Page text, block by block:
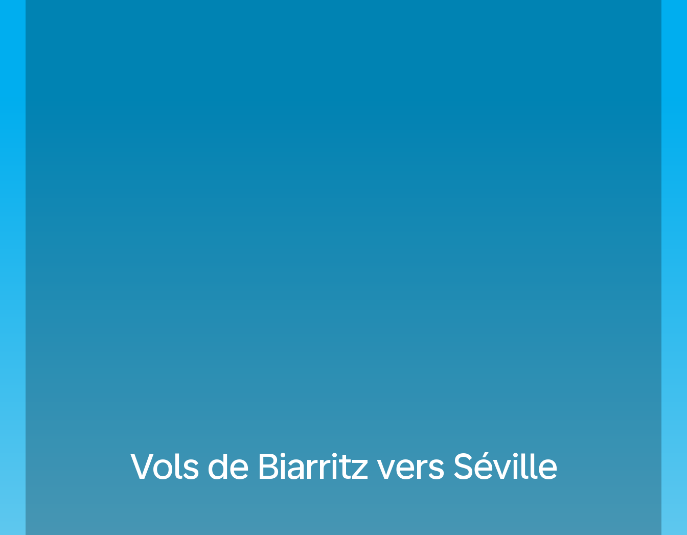
Vols de Biarritz vers Séville